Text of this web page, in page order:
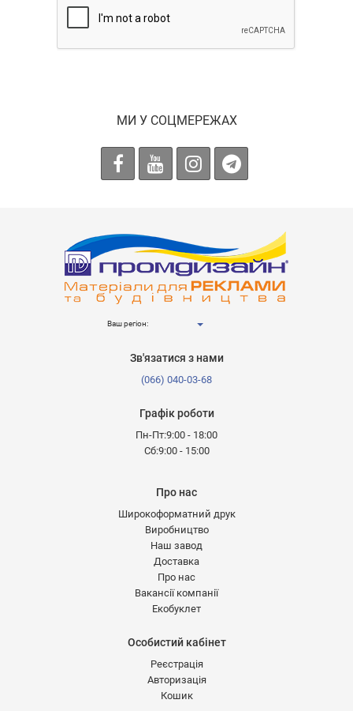
МИ У СОЦМЕРЕЖАХ
Ваш регіон:
Зв'язатися з нами
(066) 040-03-68
Графік роботи
Пн-Пт:9:00 - 18:00
Сб:9:00 - 15:00
Про нас
Широкоформатний друк
Виробництво
Наш завод
Доставка
Про нас
Вакансії компанії
Екобуклет
Особистий кабінет
Реєстрація
Авторизація
Кошик